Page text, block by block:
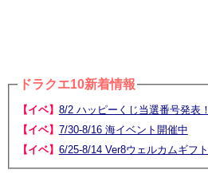
ドラクエ10新着情報
【イベ】 8/2 ハッピーくじ当選番号発表！
【イベ】 7/30-8/16 海イベント開催中
【イベ】 6/25-8/14 Ver8ウェルカムギフト